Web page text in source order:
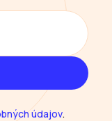
údajov.